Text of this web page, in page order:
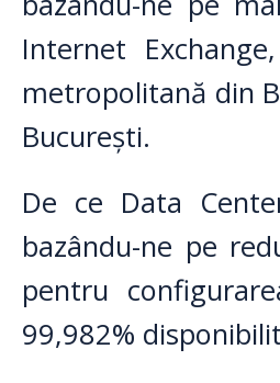
Internet
metropolitană din
București.
De ce Data
bazându-ne pe
pentru
99,982%